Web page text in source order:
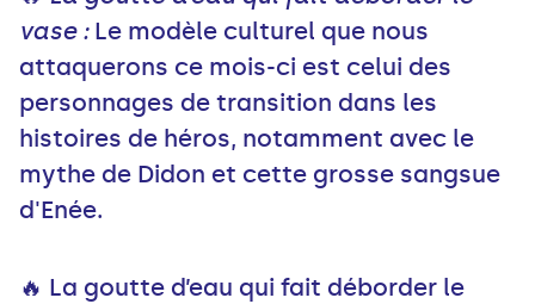
vase :Le modèle culturel que nous
attaquerons ce mois-ci est celui des
personnages de transition dans les
histoires de héros, notamment avec le
mythe de Didon et cette grosse sangsue
d'Enée.
🔥 La goutte d’eau qui fait déborder le